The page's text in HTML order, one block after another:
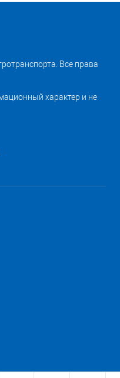
Все права
характер и не